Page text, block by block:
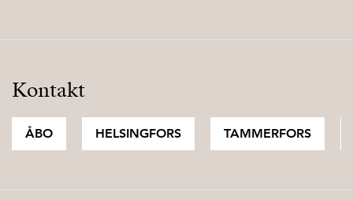
Kontakt
ÅBO HELSINGFORS TAMMERFORS